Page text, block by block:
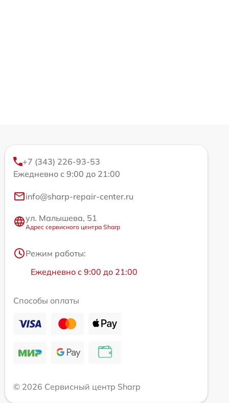
+7 (343) 226-93-53
Ежедневно с 9:00 до 21:00
info@sharp-repair-center.ru
ул. Малышева, 51
Адрес сервисного центра Sharp
Режим работы:
Ежедневно с 9:00 до 21:00
Способы оплаты
© 2026 Сервисный центр Sharp